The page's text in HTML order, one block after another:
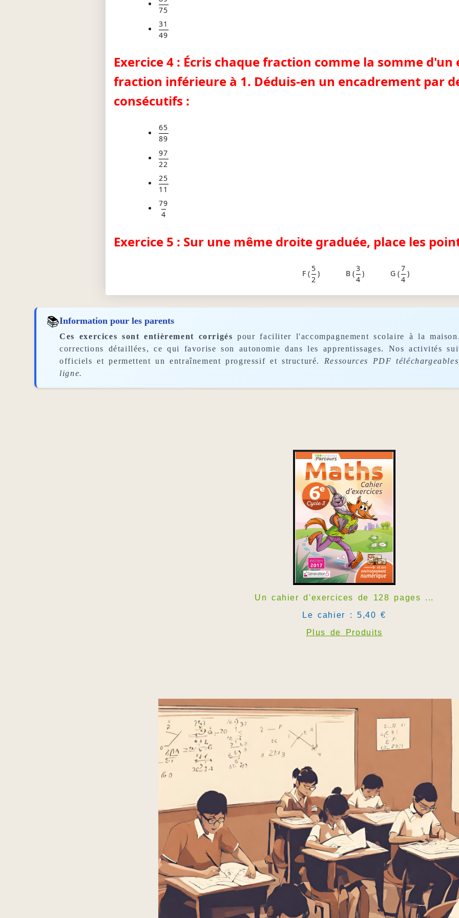
75
31
49
Exercice 4 : Écris chaque fraction comme la somme
fraction inférieure à 1. Déduis-en un encadrement par
consécutifs :
65
89
97
22
25
11
79
4
Exercice 5 : Sur une même droite graduée, place les
F (
5
2
) B (
3
4
) G (
7
4
)
📚Information pour les parents
Ces exercices sont entièrement corrigés pour faciliter l'accompagnement scolaire à la
corrections détaillées, ce qui favorise son autonomie dans les apprentissages. Nos activités
officiels et permettent un entraînement progressif et structuré. Ressources PDF
ligne.
Un cahier d'exercices de 128 pages ...
Le cahier : 5,40 €
Plus de Produits